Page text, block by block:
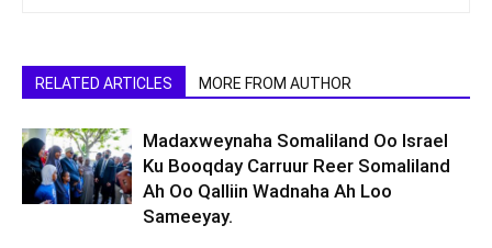
RELATED ARTICLES MORE FROM AUTHOR
Madaxweynaha Somaliland Oo Israel
Ku Booqday Carruur Reer Somaliland
Ah Oo Qalliin Wadnaha Ah Loo
Sameeyay.